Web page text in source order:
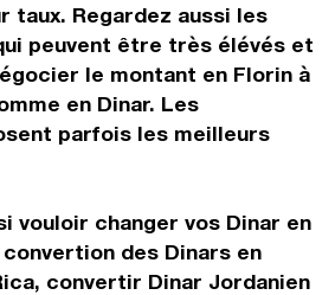
taux. Regardez aussi les
peuvent être très élévés et
le montant en Florin à
en Dinar. Les
parfois les meilleurs
vouloir changer vos Dinar en
des Dinars en
convertir Dinar Jordanien